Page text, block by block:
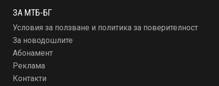
ЗА МТБ-БГ
Условия за ползване и политика за поверителност
За новодошлите
Абонамент
Реклама
Контакти